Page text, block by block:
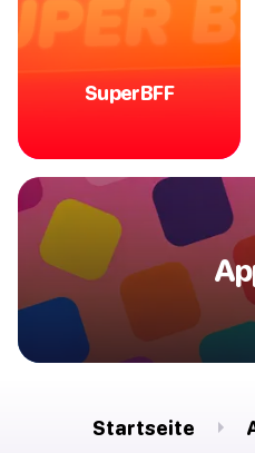
SuperBFF
Startseite